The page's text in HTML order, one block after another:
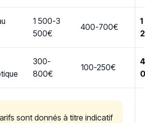
1 500-3
500€
400-700€
300-
800€
100-250€
sont donnés à titre indicatif